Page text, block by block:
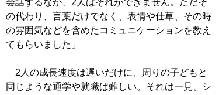
会話するなか、2人はそれができません。ただそ
の代わり、言葉だけでなく、表情や仕草、その時
の雰囲気などを含めたコミュニケーションを教え
てもらいました」
2人の成長速度は遅いだけに、周りの子どもと
同じような通学や就職は難しい。それは一見、シ